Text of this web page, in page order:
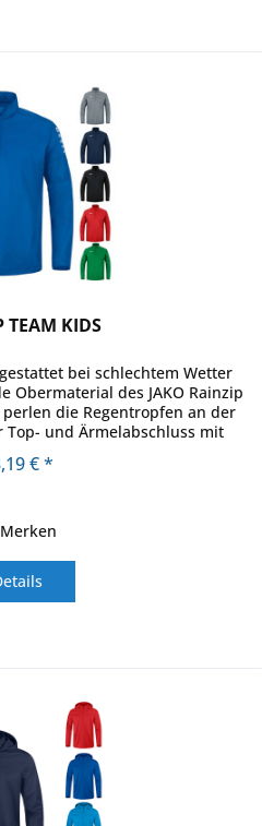
TEAM KIDS
bei schlechtem Wetter
Obermaterial des JAKO Rainzip
die Regentropfen an der
Top- und Ärmelabschluss mit
€ *
Merken